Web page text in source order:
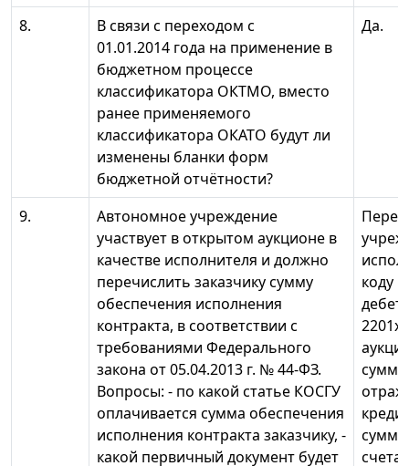
8.
В связи с переходом с
01.01.2014 года на применение в
бюджетном процессе
классификатора ОКТМО, вместо
ранее применяемого
классификатора ОКАТО будут ли
изменены бланки форм
бюджетной отчётности?
Да.
9.
Автономное учреждение
участвует в открытом аукционе в
качестве исполнителя и должно
перечислить заказчику сумму
обеспечения исполнения
контракта, в соответствии с
требованиями Федерального
закона от 05.04.2013 г. № 44-ФЗ.
Вопросы: - по какой статье КОСГУ
оплачивается сумма обеспечения
исполнения контракта заказчику, -
какой первичный документ будет
коду
суммы
сумма
счета